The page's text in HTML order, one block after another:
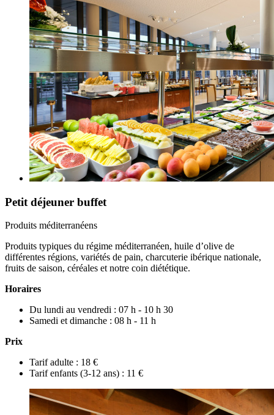
Petit déjeuner buffet
Produits méditerranéens
Produits typiques du régime méditerranéen, huile d’olive de
différentes régions, variétés de pain, charcuterie ibérique nationale,
fruits de saison, céréales et notre coin diététique.
Horaires
Du lundi au vendredi : 07 h - 10 h 30
Samedi et dimanche : 08 h - 11 h
Prix
Tarif adulte : 18 €
Tarif enfants (3-12 ans) : 11 €